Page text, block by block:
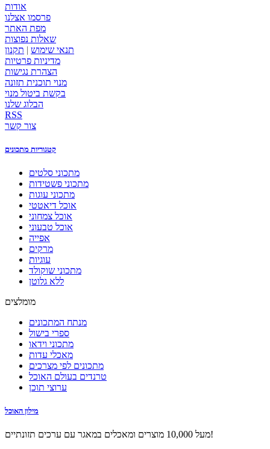
אודות
פרסמו אצלנו
מפת האתר
שאלות נפוצות
תנאי שימוש | תקנון
מדיניות פרטיות
הצהרת נגישות
מנוי תוכנית תזונה
בקשת ביטול מנוי
הבלוג שלנו
RSS
צור קשר
קטגוריות מתכונים
מתכוני סלטים
מתכוני פשטידות
מתכוני עוגות
אוכל דיאטטי
אוכל צמחוני
אוכל טבעוני
אפייה
מרקים
עוגיות
מתכוני שוקולד
ללא גלוטן
מומלצים
מנתח המתכונים
ספרי בישול
מתכוני וידאו
מאכלי עדות
מתכונים לפי מצרכים
טרנדים בעולם האוכל
ערוצי תוכן
מילון האוכל
מעל 10,000 מוצרים ומאכלים במאגר עם ערכים תזונתיים!